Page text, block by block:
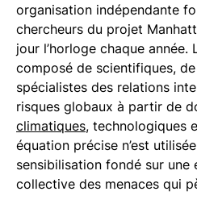
organisation indépendante
chercheurs du projet
jour l’horloge chaque année.
composé de scientifiques,
spécialistes des relations
risques globaux à partir de
climatiques, technologiques
équation précise n’est
sensibilisation fondé sur une
collective des menaces qui